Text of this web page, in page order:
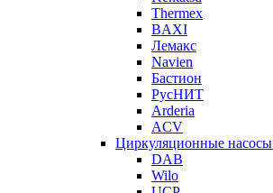
Thermex
BAXI
Лемакс
Navien
Бастион
РусНИТ
Arderia
ACV
Циркуляционные насосы
DAB
Wilo